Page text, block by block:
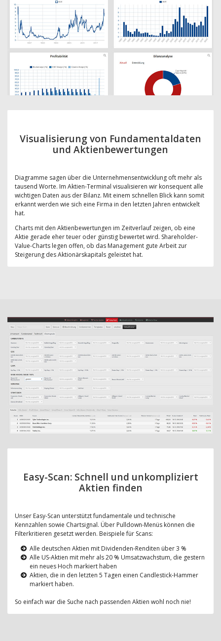
Visualisierung von Fundamentaldaten
und Aktienbewertungen
Diagramme sagen über die Unternehmensentwicklung oft mehr als
tausend Worte. Im Aktien-Terminal visualisieren wir konsequent alle
wichtigen Daten aus der Bilanz. Mit einem schnellen Blick kann somit
erkannt werden wie sich eine Firma in den letzten Jahren entwickelt
hat.
Charts mit den Aktienbewertungen im Zeitverlauf zeigen, ob eine
Aktie gerade eher teuer oder günstig bewertet wird. Shareholder-
Value-Charts legen offen, ob das Management gute Arbeit zur
Steigerung des Aktionärskapitals geleistet hat.
Easy-Scan: Schnell und unkompliziert
Aktien finden
Unser Easy-Scan unterstützt fundamentale und technische
Kennzahlen sowie Chartsignal. Über Pulldown-Menüs können die
Filterkritieren gesetzt werden. Beispiele für Scans:
Alle deutschen Aktien mit Dividenden-Renditen über 3 %
Alle US-Aktien mit mehr als 20 % Umsatzwachstum, die gestern
ein neues Hoch markiert haben
Aktien, die in den letzten 5 Tagen einen Candlestick-Hammer
markiert haben.
So einfach war die Suche nach passenden Aktien wohl noch nie!